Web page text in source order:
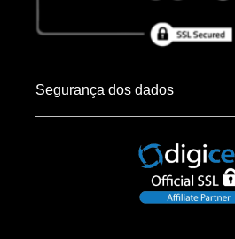
Segurança dos dados